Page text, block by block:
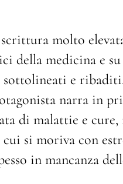
molto
della medicina e
sottolineati e
narra in
di malattie e
si moriva con
in mancanza